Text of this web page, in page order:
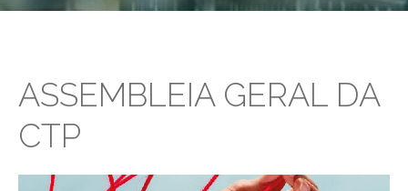
ASSEMBLEIA GERAL DA
CTP